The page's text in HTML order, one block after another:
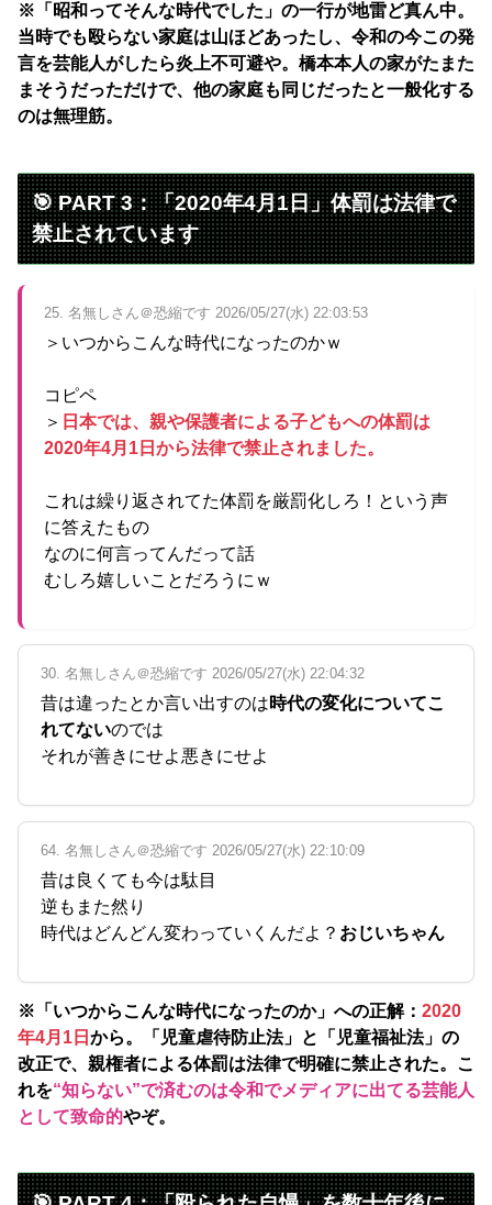
※「昭和ってそんな時代でした」の一行が地雷ど真ん中。
当時でも殴らない家庭は山ほどあったし、令和の今この発
言を芸能人がしたら炎上不可避や。橋本本人の家がたまた
まそうだっただけで、他の家庭も同じだったと一般化する
のは無理筋。
🎯 PART 3：「2020年4月1日」体罰は法律で
禁止されています
25. 名無しさん＠恐縮です 2026/05/27(水) 22:03:53
＞いつからこんな時代になったのかｗ
コピペ
＞ 日本では、親や保護者による子どもへの体罰は
2020年4月1日から法律で禁止されました。
これは繰り返されてた体罰を厳罰化しろ！という声
に答えたもの
なのに何言ってんだって話
むしろ嬉しいことだろうにｗ
30. 名無しさん＠恐縮です 2026/05/27(水) 22:04:32
昔は違ったとか言い出すのは時代の変化についてこ
れてないのでは
それが善きにせよ悪きにせよ
64. 名無しさん＠恐縮です 2026/05/27(水) 22:10:09
昔は良くても今は駄目
逆もまた然り
時代はどんどん変わっていくんだよ？ おじいちゃん
※「いつからこんな時代になったのか」への正解： 2020
年4月1日 から。「児童虐待防止法」と「児童福祉法」の
改正で、親権者による体罰は法律で明確に禁止された。こ
れを“知らない”で済むのは令和でメディアに出てる芸能人
として致命的やぞ。